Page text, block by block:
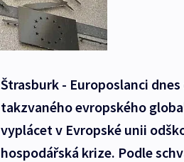
Štrasburk - Europoslanci
takzvaného evropského
vyplácet v Evropské unii
hospodářská krize. Podle